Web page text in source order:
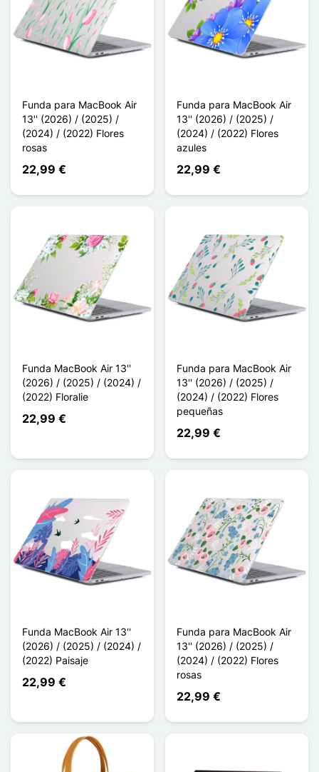
Funda para MacBook Air
13'' (2026) / (2025) /
(2024) / (2022) Flores
rosas
22,99 €
Funda para MacBook Air
13'' (2026) / (2025) /
(2024) / (2022) Flores
azules
22,99 €
Funda MacBook Air 13''
(2026) / (2025) / (2024) /
(2022) Floralie
22,99 €
Funda para MacBook Air
13'' (2026) / (2025) /
(2024) / (2022) Flores
pequeñas
22,99 €
Funda MacBook Air 13''
(2026) / (2025) / (2024) /
(2022) Paisaje
22,99 €
Funda para MacBook Air
13'' (2026) / (2025) /
(2024) / (2022) Flores
rosas
22,99 €